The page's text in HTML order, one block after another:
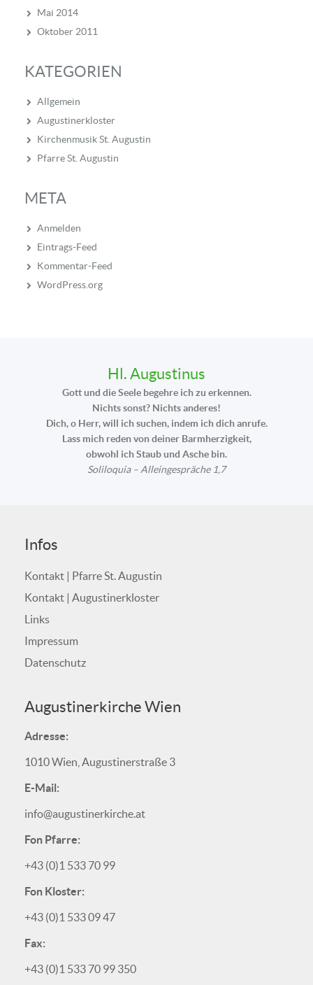
Mai 2014
Oktober 2011
KATEGORIEN
Allgemein
Augustinerkloster
Kirchenmusik St. Augustin
Pfarre St. Augustin
META
Anmelden
Eintrags-Feed
Kommentar-Feed
WordPress.org
Hl. Augustinus
Gott und die Seele begehre ich zu erkennen.
Nichts sonst? Nichts anderes!
Dich, o Herr, will ich suchen, indem ich dich anrufe.
Lass mich reden von deiner Barmherzigkeit,
obwohl ich Staub und Asche bin.
Soliloquia – Alleingespräche 1,7
Infos
Kontakt | Pfarre St. Augustin
Kontakt | Augustinerkloster
Links
Impressum
Datenschutz
Augustinerkirche Wien
Adresse:
1010 Wien, Augustinerstraße 3
E-Mail:
info@augustinerkirche.at
Fon Pfarre:
+43 (0)1 533 70 99
Fon Kloster:
+43 (0)1 533 09 47
Fax:
+43 (0)1 533 70 99 350